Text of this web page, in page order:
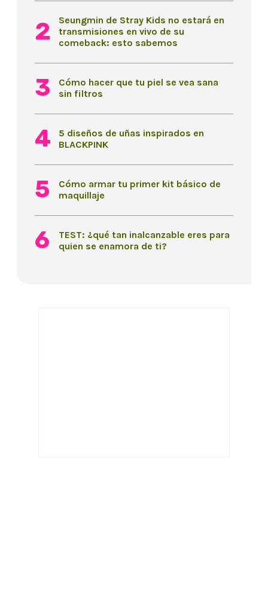
Seungmin de Stray Kids no estará en
transmisiones en vivo de su
comeback: esto sabemos
Cómo hacer que tu piel se vea sana
sin filtros
5 diseños de uñas inspirados en
BLACKPINK
Cómo armar tu primer kit básico de
maquillaje
TEST: ¿qué tan inalcanzable eres para
quien se enamora de ti?